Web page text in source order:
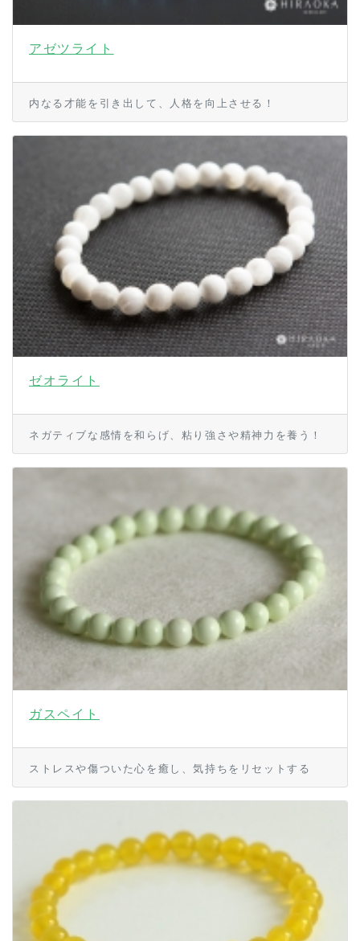
アゼツライト
内なる才能を引き出して、人格を向上させる！
ゼオライト
ネガティブな感情を和らげ、粘り強さや精神力を養う！
ガスペイト
ストレスや傷ついた心を癒し、気持ちをリセットする